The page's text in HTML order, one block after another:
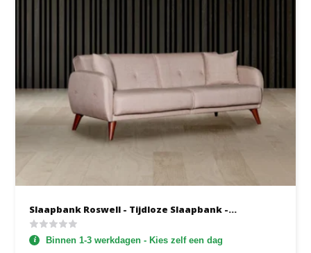
Slaapbank Roswell - Tijdloze Slaapbank -...
Binnen 1-3 werkdagen - Kies zelf een dag